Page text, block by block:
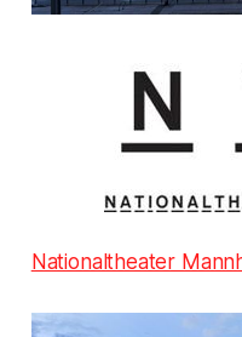
Nationaltheater